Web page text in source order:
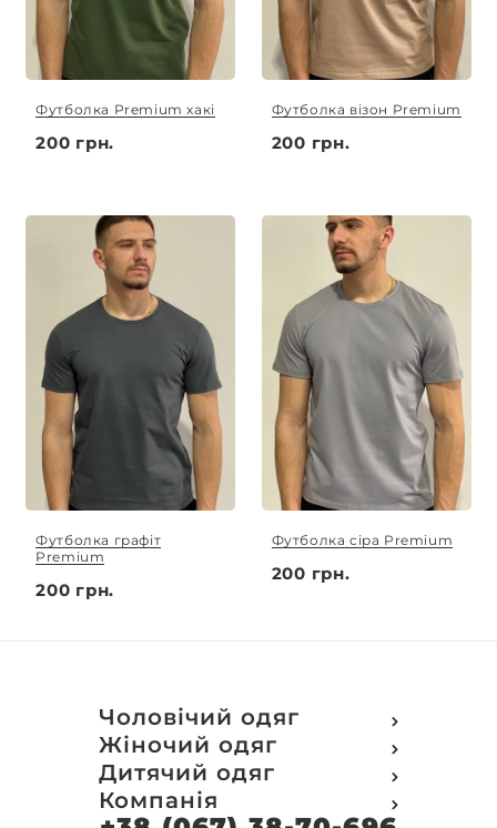
Футболка Premium хакі
200 грн.
Футболка візон Premium
200 грн.
Футболка графіт
Premium
200 грн.
Футболка сіра Premium
200 грн.
Чоловічий одяг
Футболки
Футболки Polo
Кофти
Світшот
Кенгуру
Жіночий одяг
Футболки
Поло
Кофти
Дитячий одяг
Футболки
Кофти
Компанія
Про компанію